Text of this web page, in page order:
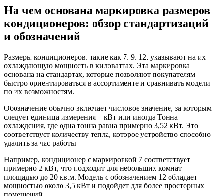
На чем основана маркировка размеров
кондиционеров: обзор стандартизаций
и обозначений
Размеры кондиционеров, такие как 7, 9, 12, указывают на их
охлаждающую мощность в киловаттах. Эта маркировка
основана на стандартах, которые позволяют покупателям
быстро ориентироваться в ассортименте и сравнивать модели
по их возможностям.
Обозначение обычно включает числовое значение, за которым
следует единица измерения – кВт или иногда Тонна
охлаждения, где одна тонна равна примерно 3,52 кВт. Это
соответствует количеству тепла, которое устройство способно
удалить за час работы.
Например, кондиционер с маркировкой 7 соответствует
примерно 2 кВт, что подходит для небольших комнат
площадью до 20 кв.м. Модель с обозначением 12 обладает
мощностью около 3,5 кВт и подойдет для более просторных